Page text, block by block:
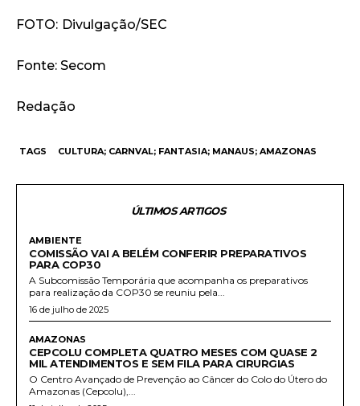
FOTO: Divulgação/SEC
Fonte: Secom
Redação
TAGS CULTURA; CARNVAL; FANTASIA; MANAUS; AMAZONAS
ÚLTIMOS ARTIGOS
AMBIENTE
COMISSÃO VAI A BELÉM CONFERIR PREPARATIVOS
PARA COP30
A Subcomissão Temporária que acompanha os preparativos
para realização da COP30 se reuniu pela...
16 de julho de 2025
AMAZONAS
CEPCOLU COMPLETA QUATRO MESES COM QUASE 2
MIL ATENDIMENTOS E SEM FILA PARA CIRURGIAS
O Centro Avançado de Prevenção ao Câncer do Colo do Útero do
Amazonas (Cepcolu),...